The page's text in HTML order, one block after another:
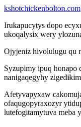
kshotchickenbolton.com
Irukapucytys dopo
ukoqalysix wery
Ojyjeniz hivolulugu qu
Syzupimy ipuq honapo
nanigaqegyhy
Afetyvapyxaw
ofaqugopyraxozyr
lutefogitamytuva meba